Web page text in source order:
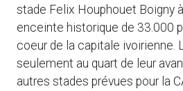
stade Felix Houphouet Boigny
enceinte historique de 33.000
coeur de la capitale ivoirienne.
seulement au quart de leur
autres stades prévues pour la